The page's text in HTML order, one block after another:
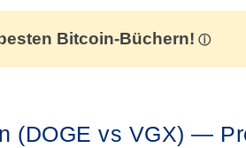
Bitcoin-Büchern!
(DOGE vs VGX) —